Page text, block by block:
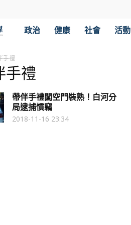
傳
媒
政治 健康 社會 活動
手禮
手禮
帶伴手禮闖空門裝熟！白河分
局逮捕慣竊
2018-11-16 23:34